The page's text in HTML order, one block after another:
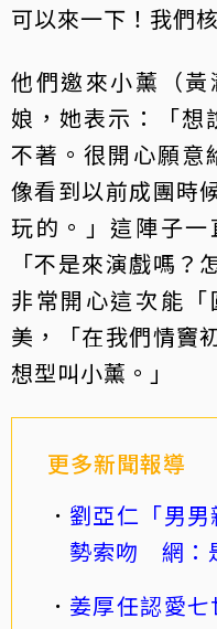
可以來一下！我們
他們邀來小薰（
娘，她表示：「想
不著。很開心願意
像看到以前成團時
玩的。」這陣子一
「不是來演戲嗎
非常開心這次能
美，「在我們情竇
想型叫小薰。」
更多新聞報導
劉亞仁「男
勢索吻 網：
姜厚任認愛